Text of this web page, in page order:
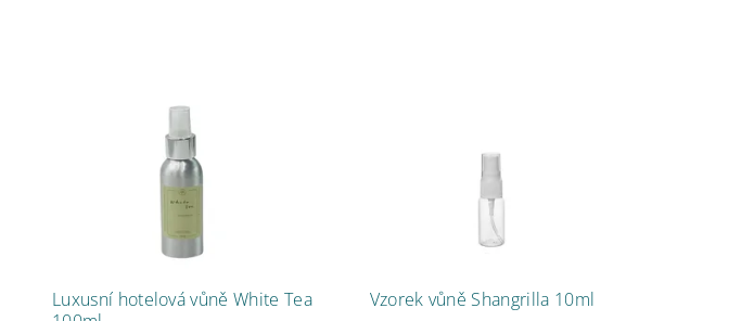
Luxusní hotelová vůně White Tea
Vzorek vůně Shangrilla 10ml